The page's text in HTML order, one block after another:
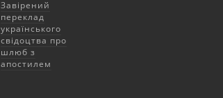
Завірений
переклад
українського
свідоцтва про
шлюб з
апостилем